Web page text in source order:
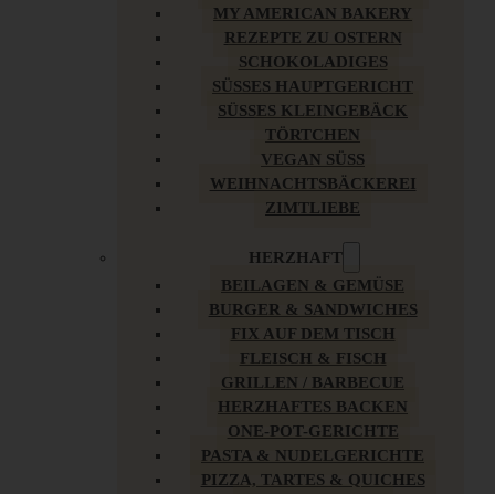
MY AMERICAN BAKERY
REZEPTE ZU OSTERN
SCHOKOLADIGES
SÜSSES HAUPTGERICHT
SÜSSES KLEINGEBÄCK
TÖRTCHEN
VEGAN SÜSS
WEIHNACHTSBÄCKEREI
ZIMTLIEBE
HERZHAFT
BEILAGEN & GEMÜSE
BURGER & SANDWICHES
FIX AUF DEM TISCH
FLEISCH & FISCH
GRILLEN / BARBECUE
HERZHAFTES BACKEN
ONE-POT-GERICHTE
PASTA & NUDELGERICHTE
PIZZA, TARTES & QUICHES